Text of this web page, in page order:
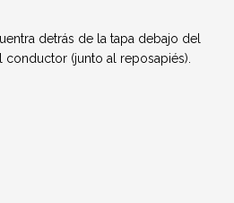
detrás de la tapa debajo del
(junto al reposapiés).